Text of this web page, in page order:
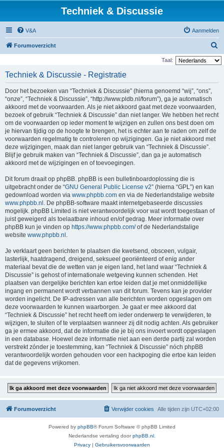
Techniek & Discussie
V&A Aanmelden
Forumoverzicht
o
Taal:
Techniek & Discussie - Registratie
Door het bezoeken van “Techniek & Discussie” (hierna genoemd “wij”, “ons”,
“onze”, “Techniek & Discussie”, “http://www.pldb.nl/forum”), ga je automatisch
akkoord met de voorwaarden. Als je niet akkoord gaat met deze voorwaarden,
bezoek of gebruik “Techniek & Discussie” dan niet langer. We hebben het recht
om de voorwaarden op ieder moment te wijzigen en zullen ons best doen om
je hiervan tijdig op de hoogte te brengen, het is echter aan te raden om zelf de
voorwaarden regelmatig te controleren op wijzigingen. Ga je niet akkoord met
deze wijzigingen, maak dan niet langer gebruik van “Techniek & Discussie”.
Blijf je gebruik maken van “Techniek & Discussie”, dan ga je automatisch
akkoord met de wijzigingen en of toevoegingen.
Dit forum draait op phpBB. phpBB is een bulletinboardoplossing die is
uitgebracht onder de “GNU General Public License v2” (hierna “GPL”) en kan
gedownload worden via www.phpbb.com en via de Nederlandstalige website
www.phpbb.nl . De phpBB-software maakt internetgebaseerde discussies
mogelijk. phpBB Limited is niet verantwoordelijk voor wat wordt toegestaan of
juist geweigerd als toelaatbare inhoud en/of gedrag. Meer informatie over
phpBB kun je vinden op https://www.phpbb.com/of de Nederlandstalige
website www.phpbb.nl .
Je verklaart geen berichten te plaatsen die kwetsend, obsceen, vulgair,
lasterlijk, haatdragend, dreigend, seksueel georiënteerd of enig ander
materiaal bevat die de wetten van je eigen land, het land waar “Techniek &
Discussie” is gehost of internationale wetgeving kunnen schenden. Het
plaatsen van dergelijke berichten kan ertoe leiden dat je met onmiddellijke
ingang en permanent wordt verbannen van dit forum. Tevens kan je provider
worden ingelicht. De IP-adressen van alle berichten worden opgeslagen om
deze voorwaarden te kunnen waarborgen. Je gaat er mee akkoord dat
“Techniek & Discussie” het recht heeft om ieder onderwerp te verwijderen, te
wijzigen, te sluiten of te verplaatsen wanneer zij dit nodig achten. Als gebruiker
ga je ermee akkoord, dat de informatie die je bij ons invoert wordt opgeslagen
in een database. Hoewel deze informatie niet aan een derde partij zal worden
verstrekt zónder je toestemming, kan “Techniek & Discussie” nóch phpBB
verantwoordelijk worden gehouden voor een hackpoging die ertoe kan leiden
dat de gegevens vrijkomen.
Forumoverzicht Alle tijden zijn UTC+02:00
Verwijder cookies
Powered by phpBB® Forum Software © phpBB Limited
Nederlandse vertaling doorphpBB.nl
Privacy | Gebruikersvoorwaarden